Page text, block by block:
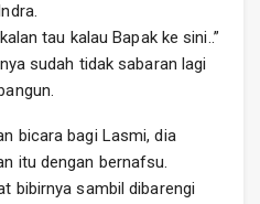
tau kalau Bapak ke sini..”
sudah tidak sabaran lagi
bicara bagi Lasmi, dia
itu dengan bernafsu.
bibirnya sambil dibarengi